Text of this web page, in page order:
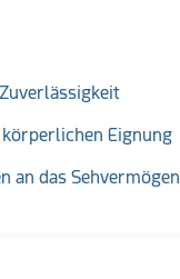
Eignung
an das Sehvermögen